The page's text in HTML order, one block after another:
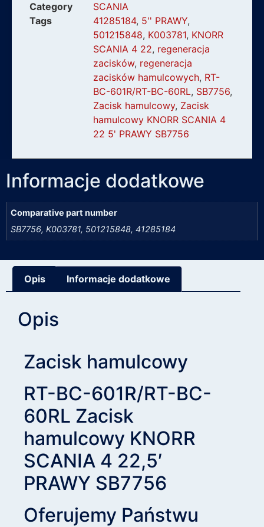
Category
SCANIA
Tags
41285184, 5'' PRAWY,
501215848, K003781, KNORR
SCANIA 4 22, regeneracja
zacisków, regeneracja
zacisków hamulcowych, RT-
BC-601R/RT-BC-60RL, SB7756,
Zacisk hamulcowy, Zacisk
hamulcowy KNORR SCANIA 4
22 5' PRAWY SB7756
Informacje dodatkowe
Comparative part number
SB7756, K003781, 501215848, 41285184
Opis Informacje dodatkowe
Opis
Zacisk hamulcowy
RT-BC-601R/RT-BC-
60RL Zacisk
hamulcowy KNORR
SCANIA 4 22,5′
PRAWY SB7756
Oferujemy Państwu